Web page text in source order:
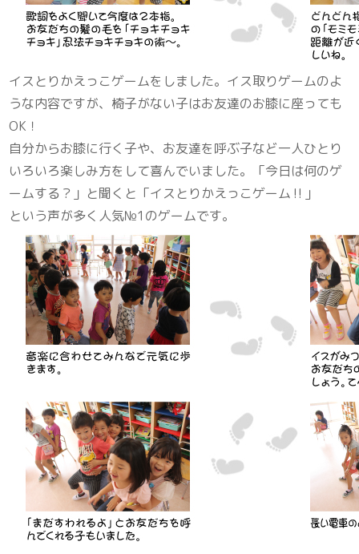
イスとりかえっこゲームをしました。イス取りゲームのよ
うな内容ですが、椅子がない子はお友達のお膝に座っても
OK！
自分からお膝に行く子や、お友達を呼ぶ子など一人ひとり
いろいろ楽しみ方をして喜んでいました。「今日は何のゲ
ームする？」と聞くと「イスとりかえっこゲーム‼」
という声が多く人気№1のゲームです。